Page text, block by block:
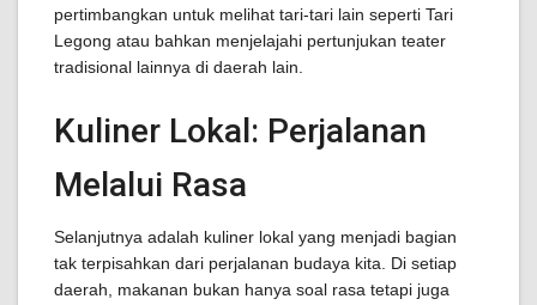
pertimbangkan untuk melihat tari-tari lain seperti Tari
Legong atau bahkan menjelajahi pertunjukan teater
tradisional lainnya di daerah lain.
Kuliner Lokal: Perjalanan
Melalui Rasa
Selanjutnya adalah kuliner lokal yang menjadi bagian
tak terpisahkan dari perjalanan budaya kita. Di setiap
daerah, makanan bukan hanya soal rasa tetapi juga